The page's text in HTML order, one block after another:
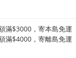
滿$3000，寄本島免運
滿$4000，寄離島免運